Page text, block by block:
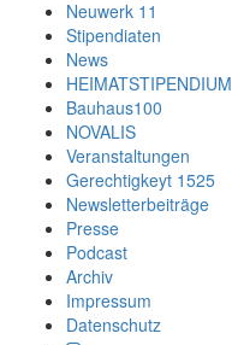
Neuwerk 11
Stipendiaten
News
HEIMATSTIPENDIUM
Bauhaus100
NOVALIS
Veranstaltungen
Gerechtigkeyt 1525
Newsletterbeiträge
Presse
Podcast
Archiv
Impressum
Datenschutz